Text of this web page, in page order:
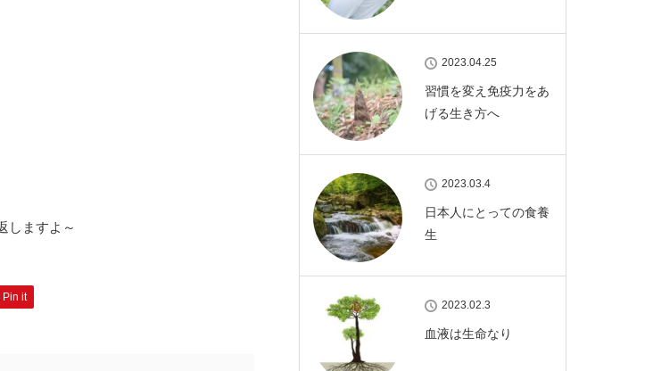
しますよ～
Pin it
2023.04.25
習慣を変え免疫力をあ
げる生き方へ
2023.03.4
日本人にとっての食養
生
2023.02.3
血液は生命なり